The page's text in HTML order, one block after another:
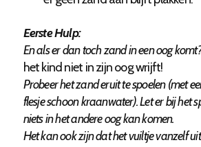
Eerste Hulp:
En als er dan toch zand in een oog
het kind niet in zijn oog wrijft!
Probeer het zand eruit te spoelen (met
flesje schoon kraanwater). Let er bij het
niets in het andere oog kan komen.
Het kan ook zijn dat het vuiltje vanzelf